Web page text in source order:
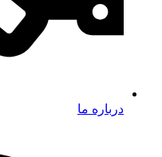
درباره ما